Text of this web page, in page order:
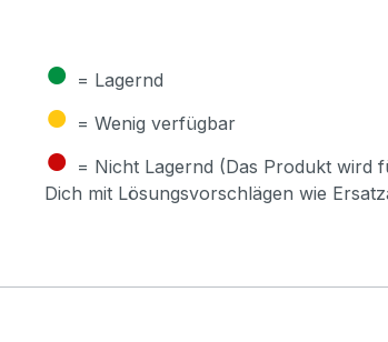
● = Lagernd
● = Wenig verfügbar
● = Nicht Lagernd (Das Produkt wird
Dich mit Lösungsvorschlägen wie